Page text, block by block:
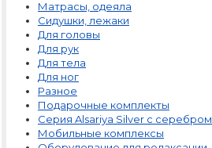
Матрасы, одеяла
Сидушки, лежаки
Для головы
Для рук
Для тела
Для ног
Разное
Подарочные комплекты
Серия Alsariya Silver с серебром
Мобильные комплексы